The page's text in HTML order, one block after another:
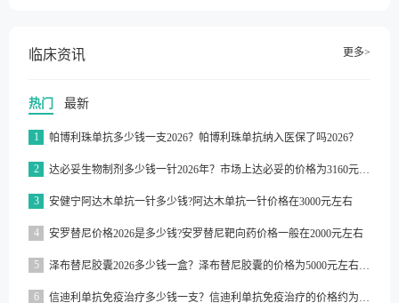
临床资讯 更多>
热门 最新
1 帕博利珠单抗多少钱一支2026？帕博利珠单抗纳入医保了吗2026？
2 达必妥生物制剂多少钱一针2026年？市场上达必妥的价格为3160元/支左右
3 安健宁阿达木单抗一针多少钱?阿达木单抗一针价格在3000元左右
4 安罗替尼价格2026是多少钱?安罗替尼靶向药价格一般在2000元左右
5 泽布替尼胶囊2026多少钱一盒？泽布替尼胶囊的价格为5000元左右一盒
6 信迪利单抗免疫治疗多少钱一支？信迪利单抗免疫治疗的价格约为2843元一支